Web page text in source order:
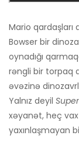
Mario
Bowser bir
oynadığı
rəngli bir torpaq
əvəzinə
Yalnız deyil
xəyanət, heç
yaxınlaşmayan